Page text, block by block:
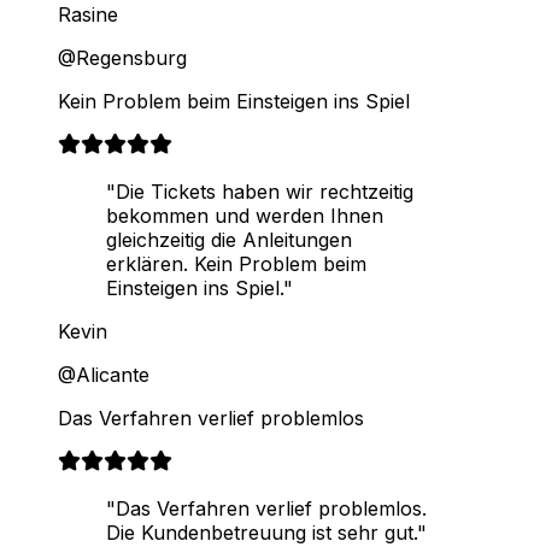
Rasine
@Regensburg
Kein Problem beim Einsteigen ins Spiel
"Die Tickets haben wir rechtzeitig
bekommen und werden Ihnen
gleichzeitig die Anleitungen
erklären. Kein Problem beim
Einsteigen ins Spiel."
Kevin
@Alicante
Das Verfahren verlief problemlos
"Das Verfahren verlief problemlos.
Die Kundenbetreuung ist sehr gut."